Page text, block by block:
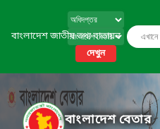
বাংলাদেশ জাতীয় তথ্য বাতায়ন
দেখুন
বাংলাদেশ বেতার